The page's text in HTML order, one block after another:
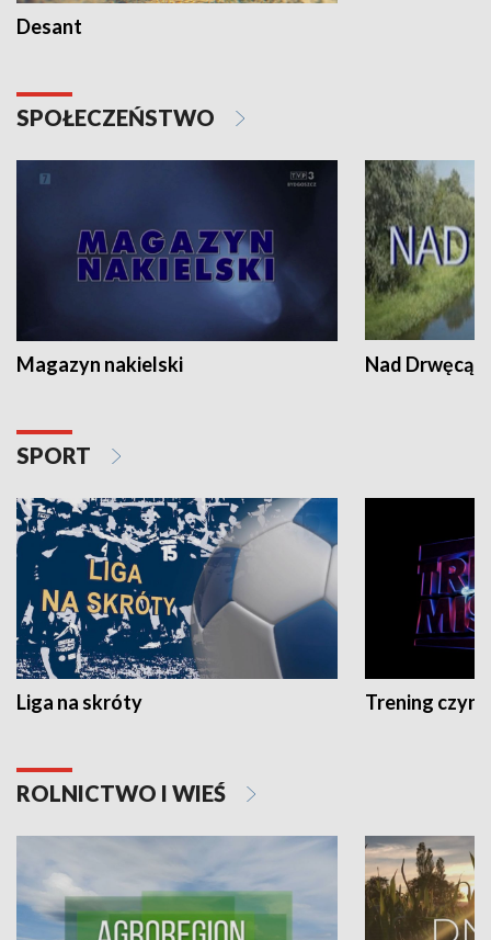
Desant
SPOŁECZEŃSTWO
Magazyn nakielski Nad Drwęcą
SPORT
Liga na skróty Trening czyni
ROLNICTWO I WIEŚ